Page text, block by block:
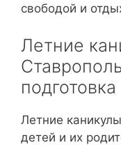
свободой и
Летние
Летние
детей и их